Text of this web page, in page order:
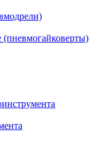
(пневмогайковерты)